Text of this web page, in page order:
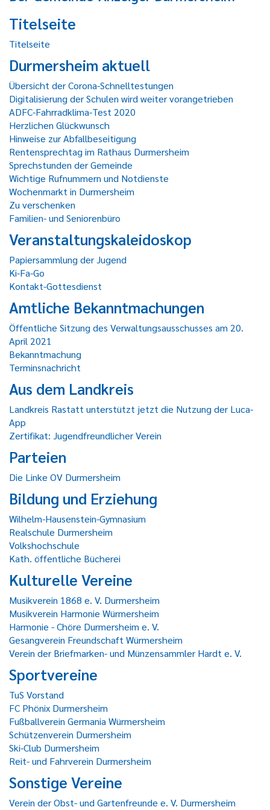
Titelseite
Titelseite
Durmersheim aktuell
Übersicht der Corona-Schnelltestungen
Digitalisierung der Schulen wird weiter vorangetrieben
ADFC-Fahrradklima-Test 2020
Herzlichen Glückwunsch
Hinweise zur Abfallbeseitigung
Rentensprechtag im Rathaus Durmersheim
Sprechstunden der Gemeinde
Wichtige Rufnummern und Notdienste
Wochenmarkt in Durmersheim
Zu verschenken
Familien- und Seniorenbüro
Veranstaltungskaleidoskop
Papiersammlung der Jugend
Ki-Fa-Go
Kontakt-Gottesdienst
Amtliche Bekanntmachungen
Öffentliche Sitzung des Verwaltungsausschusses am 20.
April 2021
Bekanntmachung
Terminsnachricht
Aus dem Landkreis
Landkreis Rastatt unterstützt jetzt die Nutzung der Luca-
App
Zertifikat: Jugendfreundlicher Verein
Parteien
Die Linke OV Durmersheim
Bildung und Erziehung
Wilhelm-Hausenstein-Gymnasium
Realschule Durmersheim
Volkshochschule
Kath. öffentliche Bücherei
Kulturelle Vereine
Musikverein 1868 e. V. Durmersheim
Musikverein Harmonie Würmersheim
Harmonie - Chöre Durmersheim e. V.
Gesangverein Freundschaft Würmersheim
Verein der Briefmarken- und Münzensammler Hardt e. V.
Sportvereine
TuS Vorstand
FC Phönix Durmersheim
Fußballverein Germania Würmersheim
Schützenverein Durmersheim
Ski-Club Durmersheim
Reit- und Fahrverein Durmersheim
Sonstige Vereine
Verein der Obst- und Gartenfreunde e. V. Durmersheim